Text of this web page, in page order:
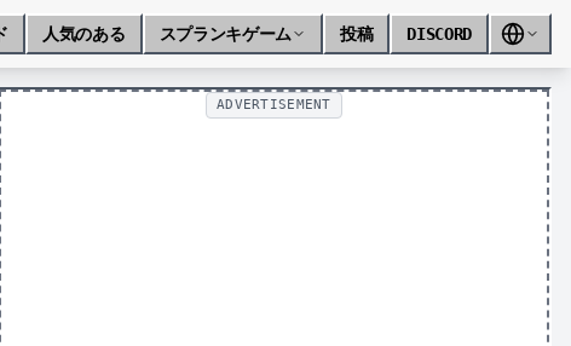
人気のある スプランキゲーム 投稿 DISCORD
ADVERTISEMENT